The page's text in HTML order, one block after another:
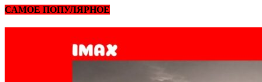
САМОЕ ПОПУЛЯРНОЕ